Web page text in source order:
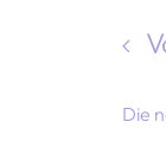
Die